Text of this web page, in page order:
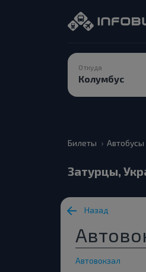
Откуда
Билеты Автобусы
Затурцы,
Назад
Автовокзал